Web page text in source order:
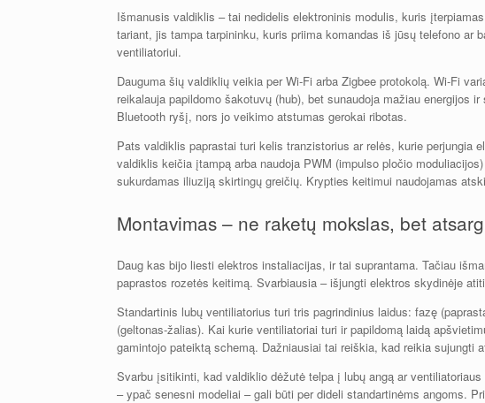
Išmanusis valdiklis – tai nedidelis elektroninis modulis, kuris
tariant, jis tampa tarpininku, kuris priima komandas iš jūsų telefono
ventiliatoriui.
Dauguma šių valdiklių veikia per Wi-Fi arba Zigbee protokolą. Wi-Fi
reikalauja papildomo šakotuvų (hub), bet sunaudoja mažiau energijos
Bluetooth ryšį, nors jo veikimo atstumas gerokai ribotas.
Pats valdiklis paprastai turi kelis tranzistorius ar relės, kurie perjungia
valdiklis keičia įtampą arba naudoja PWM (impulso pločio
sukurdamas iliuziją skirtingų greičių. Krypties keitimui naudojamas
Montavimas – ne raketų mokslas, bet
Daug kas bijo liesti elektros instaliacijas, ir tai suprantama. Tačiau
paprastos rozetės keitimą. Svarbiausia – išjungti elektros skydinėje
Standartinis lubų ventiliatorius turi tris pagrindinius laidus: fazę
(geltonas-žalias). Kai kurie ventiliatoriai turi ir papildomą laidą
gamintojo pateiktą schemą. Dažniausiai tai reiškia, kad reikia sujungti
Svarbu įsitikinti, kad valdiklio dėžutė telpa į lubų angą ar
– ypač senesni modeliai – gali būti per dideli standartinėms angoms.